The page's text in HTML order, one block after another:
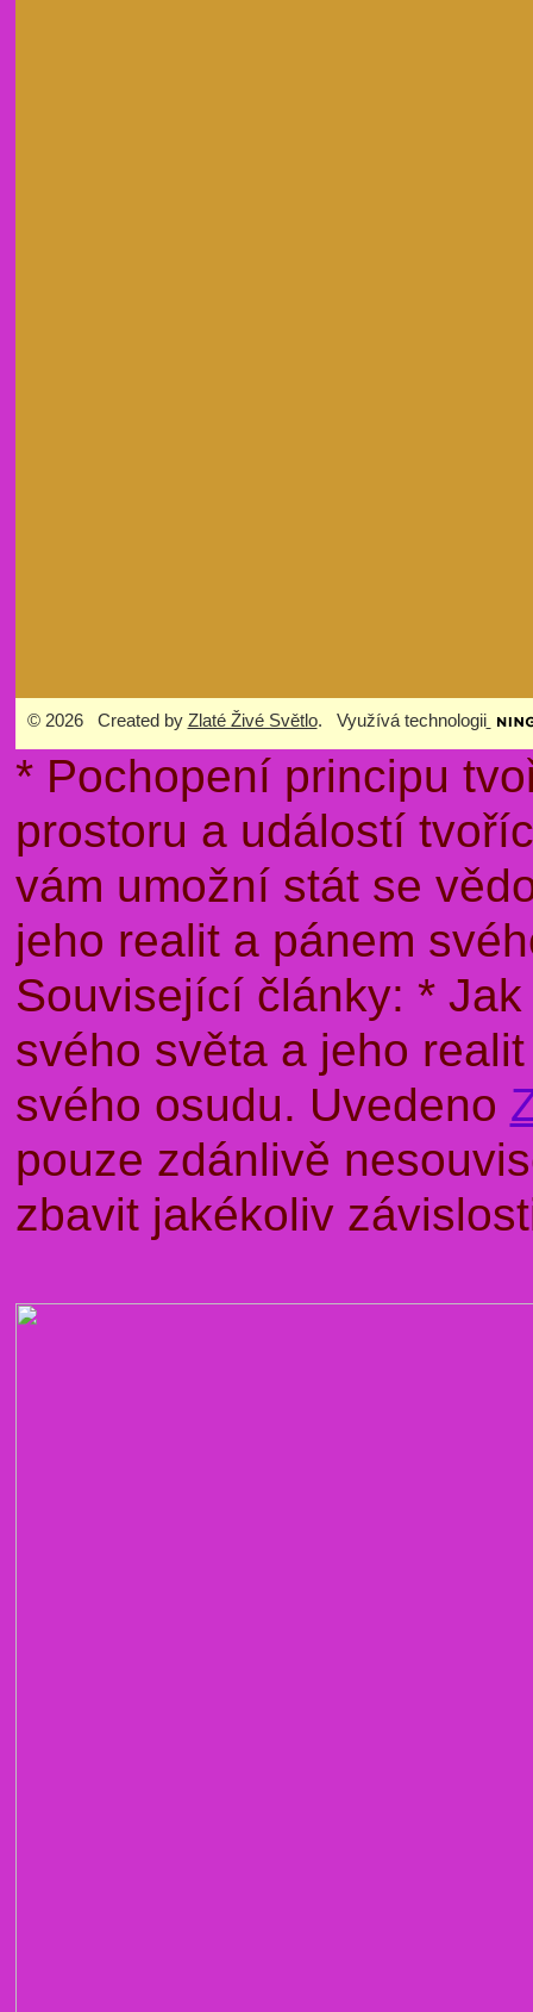
© 2026 Created by Zlaté Živé Světlo. Využívá technologii
* Pochopení principu
prostoru a událostí
vám umožní stát se
jeho realit a pánem
Související články: *
svého světa a jeho
svého osudu. Uvedeno
pouze zdánlivě
zbavit jakékoliv